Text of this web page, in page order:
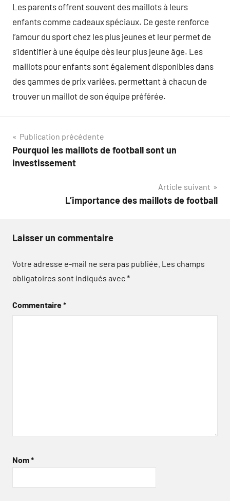
Les parents offrent souvent des maillots à leurs
enfants comme cadeaux spéciaux. Ce geste renforce
l’amour du sport chez les plus jeunes et leur permet de
s’identifier à une équipe dès leur plus jeune âge. Les
maillots pour enfants sont également disponibles dans
des gammes de prix variées, permettant à chacun de
trouver un maillot de son équipe préférée.
Navigation
de
Publication précédente
Pourquoi les maillots de football sont un
investissement
Article suivant
L’importance des maillots de football
Laisser un commentaire
Votre adresse e-mail ne sera pas publiée. Les champs
obligatoires sont indiqués avec*
Commentaire*
Nom*